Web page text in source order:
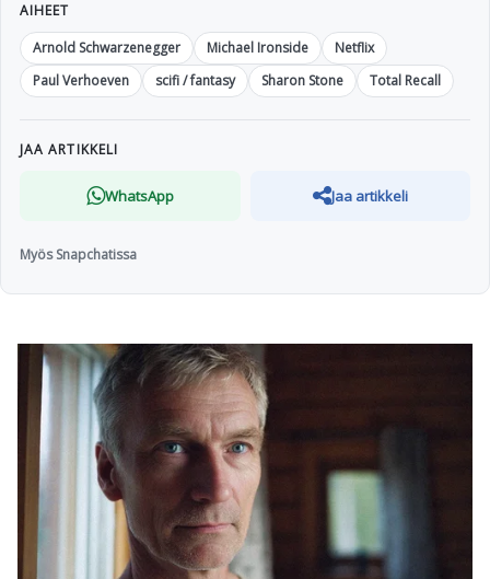
AIHEET
Arnold Schwarzenegger
Michael Ironside
Netflix
Paul Verhoeven
scifi / fantasy Sharon Stone Total Recall
JAA ARTIKKELI
WhatsApp Jaa artikkeli
Myös Snapchatissa